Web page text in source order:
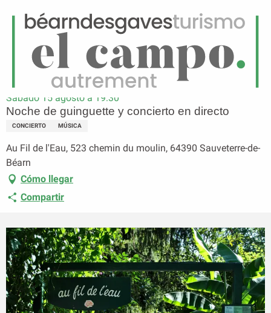
Menú
Página principal Noche de guinguette y concierto en directo
Sábado 15 agosto a 19:30
Noche de guinguette y concierto en directo
CONCIERTO MÚSICA
Au Fil de l'Eau, 523 chemin du moulin, 64390 Sauveterre-de-
Béarn
Cómo llegar
Compartir